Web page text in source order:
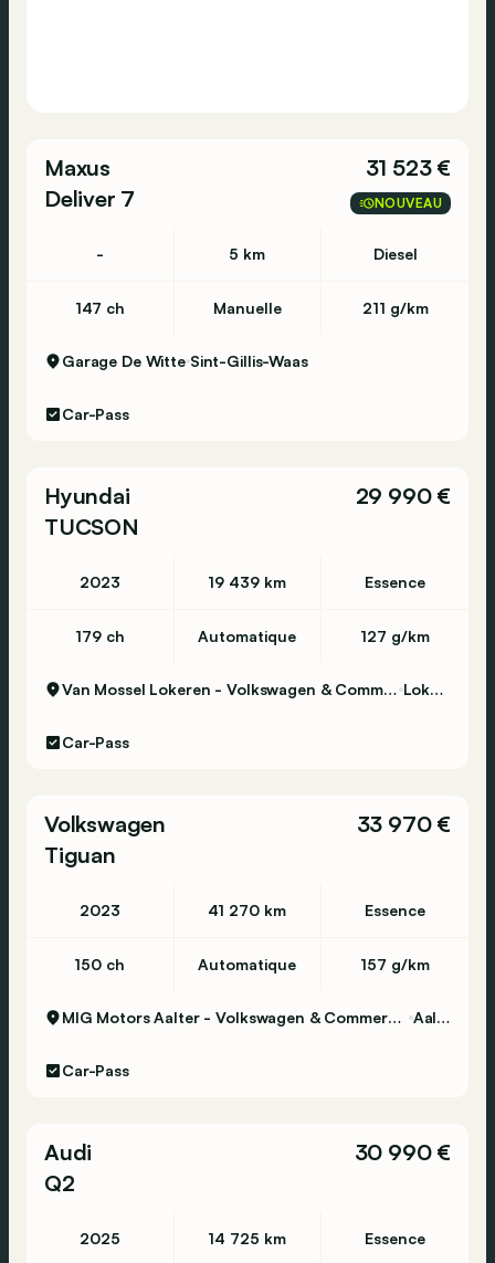
Maxus
Deliver 7
31 523 €
NOUVEAU
- 5 km Diesel
147 ch Manuelle 211 g/km
Garage De Witte Sint-Gillis-Waas
Car-Pass
Hyundai
TUCSON
29 990 €
2023 19 439 km Essence
179 ch Automatique 127 g/km
Van Mossel Lokeren - Volkswagen & Commercial Vehicles Lokeren
Car-Pass
Volkswagen
Tiguan
33 970 €
2023 41 270 km Essence
150 ch Automatique 157 g/km
MIG Motors Aalter - Volkswagen & Commercial Vehicles Aalter
Car-Pass
Audi
Q2
30 990 €
2025 14 725 km Essence